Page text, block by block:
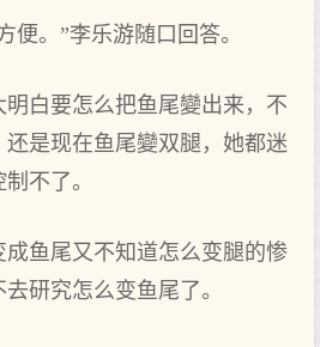
便。”李乐游随口回答。
明白要‌怎么把鱼尾變出来，不‌
是现在鱼尾變双腿，她都迷
不‌了。
成鱼尾又不‌知道怎么变腿的惨
研究怎么变鱼尾了。